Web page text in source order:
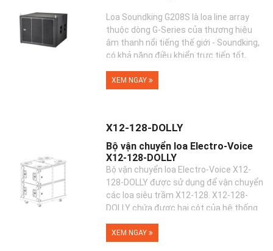
Loa Soundking G208S là loa line array
thuộc dòng G-Series của thương hiệu
âm thanh nổi tiếng thế giới - Soundking,
có khả năng điều khiển trực tiếp tốt,
XEM NGAY
X12-128-DOLLY
Bộ vận chuyển loa Electro-Voice
X12-128-DOLLY
Bộ vận chuyển loa Electro-Voice X12-
128-DOLLY được sử dụng để vận chuyển
các loa siêu trầm X12-128. X12-128-
DOLLY chứa được hai cột của hệ thống
XEM NGAY